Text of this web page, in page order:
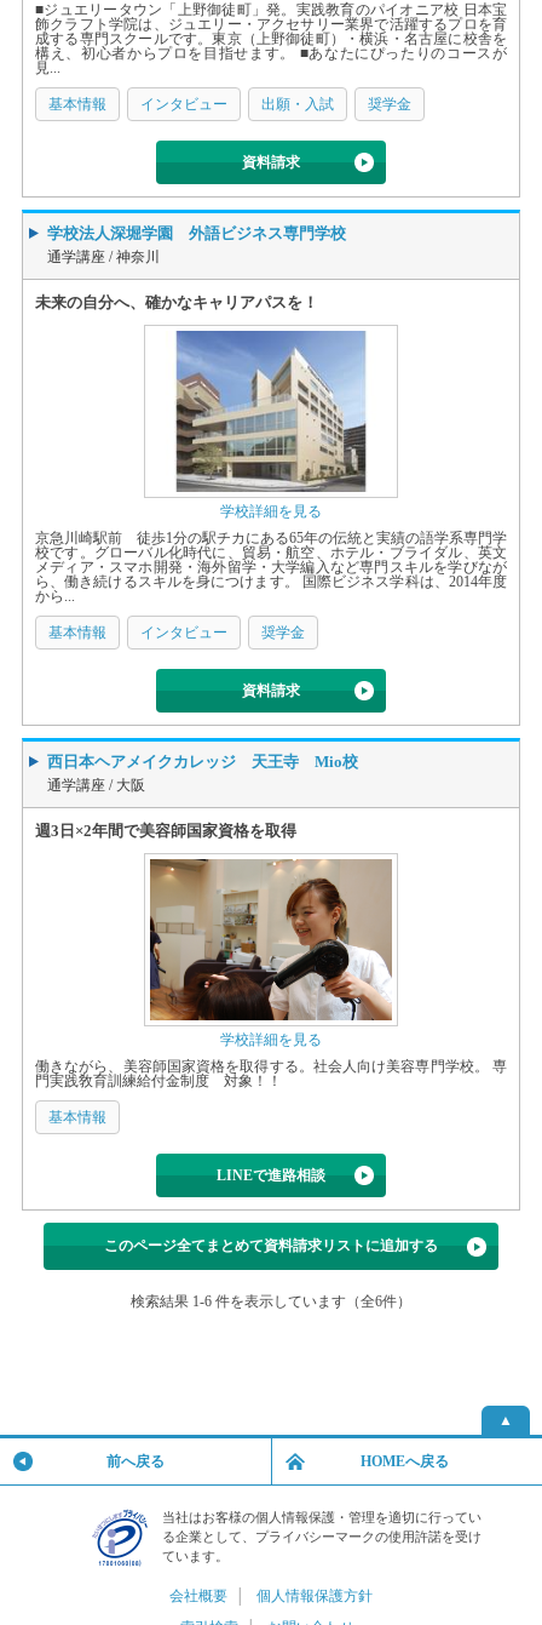
■ジュエリータウン「上野御徒町」発。実践教育のパイオニア校 日本宝
飾クラフト学院は、ジュエリー・アクセサリー業界で活躍するプロを育
成する専門スクールです。東京（上野御徒町）・横浜・名古屋に校舎を
構え、初心者からプロを目指せます。 ■あなたにぴったりのコースが
見...
基本情報 インタビュー 出願・入試 奨学金
資料請求
学校法人深堀学園 外語ビジネス専門学校
通学講座 /神奈川
未来の自分へ、確かなキャリアパスを！
学校詳細を見る
京急川崎駅前 徒歩1分の駅チカにある65年の伝統と実績の語学系専門学
校です。グローバル化時代に、貿易・航空、ホテル・ブライダル、英文
メディア・スマホ開発・海外留学・大学編入など専門スキルを学びなが
ら、働き続けるスキルを身につけます。 国際ビジネス学科は、2014年度
から...
基本情報 インタビュー 奨学金
資料請求
西日本ヘアメイクカレッジ 天王寺 Mio校
通学講座 / 大阪
週3日×2年間で美容師国家資格を取得
学校詳細を見る
働きながら、美容師国家資格を取得する。社会人向け美容専門学校。 専
門実践敎育訓練給付金制度 対象！！
基本情報
LINEで進路相談
このページ全てまとめて資料請求リストに追加する
検索結果 1-6 件を表示しています（全6件）
▲
前へ戻る HOMEへ戻る
当社はお客様の個人情報保護・管理を適切に行ってい
る企業として、プライバシーマークの使用許諾を受け
ています。
会社概要
個人情報保護方針